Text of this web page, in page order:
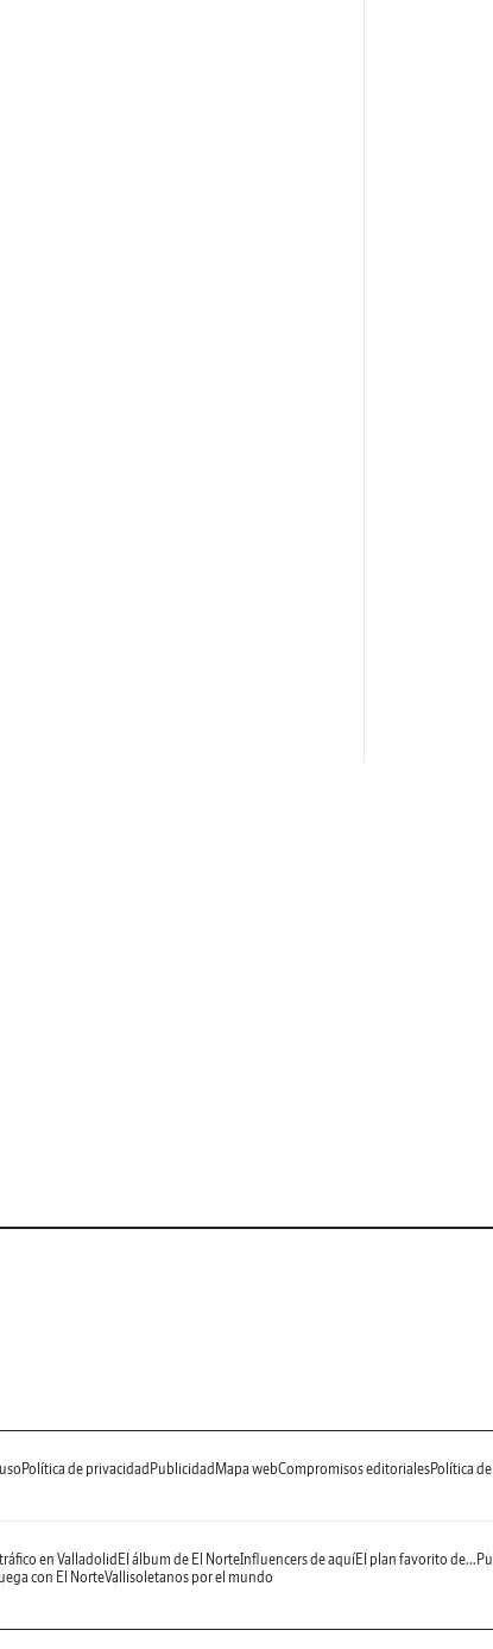
Política de privacidad Publicidad Mapa webCompromisos editorialesPolítica
en Valladolid El álbum de El NorteInfluencers de aquíEl plan favorito de...
con El NorteVallisoletanos por el mundo